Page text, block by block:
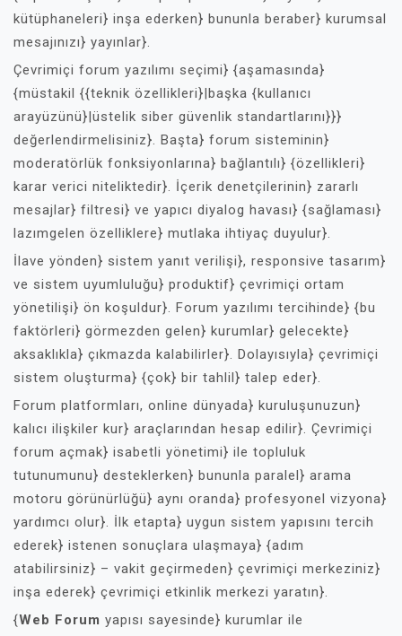
kütüphaneleri} inşa ederken} bununla beraber} kurumsal
mesajınızı} yayınlar}.
Çevrimiçi forum yazılımı seçimi} {aşamasında}
{müstakil {{teknik özellikleri}|başka {kullanıcı
arayüzünü}|üstelik siber güvenlik standartlarını}}}
değerlendirmelisiniz}. Başta} forum sisteminin}
moderatörlük fonksiyonlarına} bağlantılı} {özellikleri}
karar verici niteliktedir}. İçerik denetçilerinin} zararlı
mesajlar} filtresi} ve yapıcı diyalog havası} {sağlaması}
lazımgelen özelliklere} mutlaka ihtiyaç duyulur}.
İlave yönden} sistem yanıt verilişi}, responsive tasarım}
ve sistem uyumluluğu} produktif} çevrimiçi ortam
yönetilişi} ön koşuldur}. Forum yazılımı tercihinde} {bu
faktörleri} görmezden gelen} kurumlar} gelecekte}
aksaklıkla} çıkmazda kalabilirler}. Dolayısıyla} çevrimiçi
sistem oluşturma} {çok} bir tahlil} talep eder}.
Forum platformları, online dünyada} kuruluşunuzun}
kalıcı ilişkiler kur} araçlarından hesap edilir}. Çevrimiçi
forum açmak} isabetli yönetimi} ile topluluk
tutunumunu} desteklerken} bununla paralel} arama
motoru görünürlüğü} aynı oranda} profesyonel vizyona}
yardımcı olur}. İlk etapta} uygun sistem yapısını tercih
ederek} istenen sonuçlara ulaşmaya} {adım
atabilirsiniz} – vakit geçirmeden} çevrimiçi merkeziniz}
inşa ederek} çevrimiçi etkinlik merkezi yaratın}.
{Web Forum yapısı sayesinde} kurumlar ile